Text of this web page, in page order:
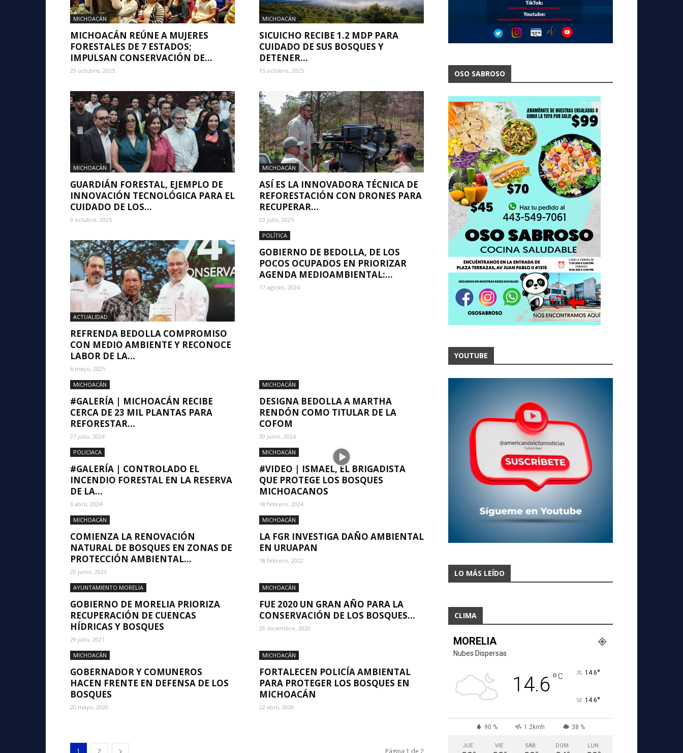
MICHOACÁN
MICHOACÁN REÚNE A MUJERES
FORESTALES DE 7 ESTADOS;
IMPULSAN CONSERVACIÓN DE...
29 octubre, 2025
MICHOACÁN
SICUICHO RECIBE 1.2 MDP PARA
CUIDADO DE SUS BOSQUES Y
DETENER...
15 octubre, 2025
MICHOACÁN
GUARDIÁN FORESTAL, EJEMPLO DE
INNOVACIÓN TECNOLÓGICA PARA EL
CUIDADO DE LOS...
9 octubre, 2025
MICHOACÁN
ASÍ ES LA INNOVADORA TÉCNICA DE
REFORESTACIÓN CON DRONES PARA
RECUPERAR...
23 julio, 2025
ACTUALIDAD
REFRENDA BEDOLLA COMPROMISO
CON MEDIO AMBIENTE Y RECONOCE
LABOR DE LA...
6 mayo, 2025
POLÍTICA
GOBIERNO DE BEDOLLA, DE LOS
POCOS OCUPADOS EN PRIORIZAR
AGENDA MEDIOAMBIENTAL:...
17 agosto, 2024
MICHOACÁN
#GALERÍA | MICHOACÁN RECIBE
CERCA DE 23 MIL PLANTAS PARA
REFORESTAR...
27 julio, 2024
MICHOACÁN
DESIGNA BEDOLLA A MARTHA
RENDÓN COMO TITULAR DE LA
COFOM
30 junio, 2024
POLICIACA
#GALERÍA | CONTROLADO EL
INCENDIO FORESTAL EN LA RESERVA
DE LA...
3 abril, 2024
MICHOACÁN
#VIDEO | ISMAEL, EL BRIGADISTA
QUE PROTEGE LOS BOSQUES
MICHOACANOS
18 febrero, 2024
MICHOACÁN
COMIENZA LA RENOVACIÓN
NATURAL DE BOSQUES EN ZONAS DE
PROTECCIÓN AMBIENTAL...
20 junio, 2023
MICHOACÁN
LA FGR INVESTIGA DAÑO AMBIENTAL
EN URUAPAN
18 febrero, 2022
AYUNTAMIENTO MORELIA
GOBIERNO DE MORELIA PRIORIZA
RECUPERACIÓN DE CUENCAS
HÍDRICAS Y BOSQUES
29 julio, 2021
MICHOACÁN
FUE 2020 UN GRAN AÑO PARA LA
CONSERVACIÓN DE LOS BOSQUES...
29 diciembre, 2020
MICHOACÁN
GOBERNADOR Y COMUNEROS
HACEN FRENTE EN DEFENSA DE LOS
BOSQUES
20 mayo, 2020
MICHOACÁN
FORTALECEN POLICÍA AMBIENTAL
PARA PROTEGER LOS BOSQUES EN
MICHOACÁN
22 abril, 2020
1 2 Página 1 de 2
OSO SABROSO
YOUTUBE
LO MÁS LEÍDO
CLIMA
MORELIA
Nubes Dispersas
14.6°C 14.6°
14.6°
90 % 1.2kmh 38 %
JUE VIE SÁB DOM LUN